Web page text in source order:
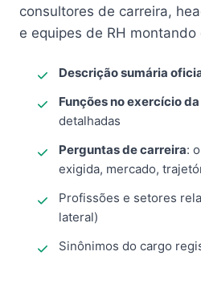
consultores de carreira,
e equipes de RH
Descrição sumária
Funções no exercício
detalhadas
Perguntas de carreira:
exigida, mercado,
Profissões e setores
lateral)
Sinônimos do cargo